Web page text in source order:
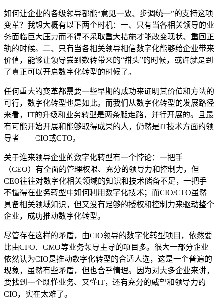
如何让企业的各级领导都能“意见一致、步调统一”的支持这项
变革？我想大概有以下两个时机：一、只有当各相关领导的业
务面临巨大压力而不得不采取重大措施才能改变现状、重回正
轨的时候。二、只有当各相关领导相信数字化能够给企业带来
价值，能够让领导尝到数转带来的“甜头”的时候，或许就是到
了真正可以开启数字化转型的时候了。
任何重大的变革都需要一些早期的成功来证明其价值和方法的
可行，数字化转型也是如此。而我们从数字化转型的发展路径
来看，IT的升级和业务转型是两条腿走路，并行开展的。且最
有可能开始开展和能够取得成果的人，仍然是IT技术方面的领
导者——CIO或CTO。
关于谁来领导企业的数字化转型有一个悖论：一把手
（CEO）有全面的管理权限、充分的领导力和控制力，但
CEO往往对数字化相关领域的知识和技术储备不足，一把手
不懂得在业务转型中如何利用数字化技术；而CIO/CTO虽然
具备相关领域知识，但又没有足够的授权和控制力来驱动整个
企业，成功推动数字化转型。
尽管存在这样的矛盾，由CIO领导的数字化转型项目，依然要
比由CFO、CMO等业务领导主导的项目多。很大一部分企业
依然认为CIO是推动数字化转型的合适人选，这是一个普遍的
现象，虽然有些矛盾，但也合乎情理。因为对大多企业来讲，
要找到一个既懂业务、又懂IT，还有充分的威望和领导力的
CIO，实在太难了。